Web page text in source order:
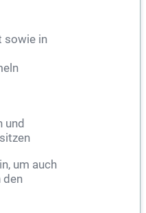
sowie in
und
um auch
den